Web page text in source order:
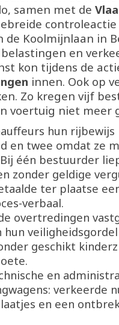
samen met de
de Koolmijnlaan in
en
kon tijdens de
innen. Ook op
Zo kregen vijf
voertuig niet meer
hun
en twee omdat ze
één bestuurder
zonder geldige
ter plaatse
verbaal.
overtredingen
hun
geschikt
en
verkeerde
en een